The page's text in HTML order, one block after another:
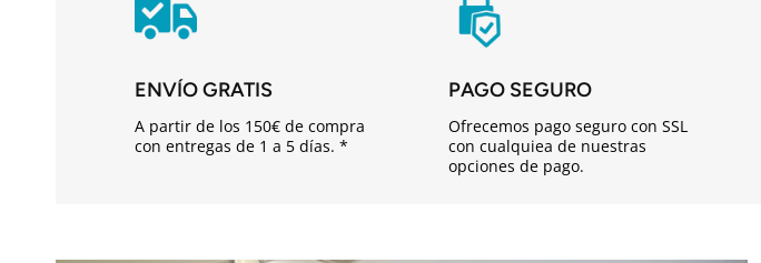
e
ENVÍO GRATIS
A partir de los 150€ de compra
con entregas de 1 a 5 días. *
PAGO SEGURO
Ofrecemos pago seguro con SSL
con cualquiea de nuestras
opciones de pago.